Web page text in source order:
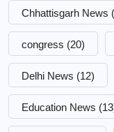
Chhattisgarh News
congress (20)
Delhi News (12)
Education News